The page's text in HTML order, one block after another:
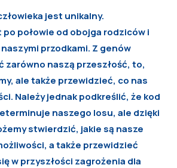
jest unikalny.
połowie od obojga rodziców i
przodkami. Z genów
zarówno naszą przeszłość, to,
ale także przewidzieć, co nas
Należy jednak podkreślić, że kod
naszego losu, ale dzięki
stwierdzić, jakie są nasze
a także przewidzieć
w przyszłości zagrożenia dla